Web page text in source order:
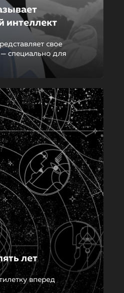
интеллект
свое
специально для
лет
вперед